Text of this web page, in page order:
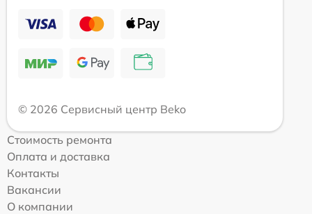
© 2026 Сервисный центр Beko
Стоимость ремонта
Оплата и доставка
Контакты
Вакансии
О компании